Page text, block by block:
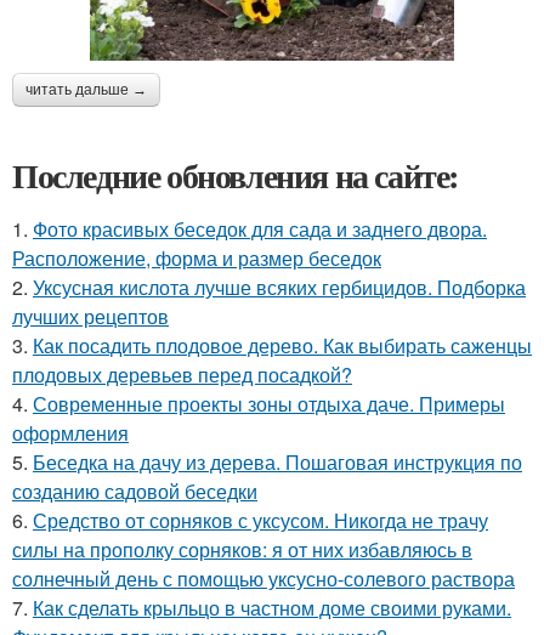
читать дальше →
Последние обновления на сайте:
1. Фото красивых беседок для сада и заднего двора.
Расположение, форма и размер беседок
2. Уксусная кислота лучше всяких гербицидов. Подборка
лучших рецептов
3. Как посадить плодовое дерево. Как выбирать саженцы
плодовых деревьев перед посадкой?
4. Современные проекты зоны отдыха даче. Примеры
оформления
5. Беседка на дачу из дерева. Пошаговая инструкция по
созданию садовой беседки
6. Средство от сорняков с уксусом. Никогда не трачу
силы на прополку сорняков: я от них избавляюсь в
солнечный день с помощью уксусно-солевого раствора
7. Как сделать крыльцо в частном доме своими руками.